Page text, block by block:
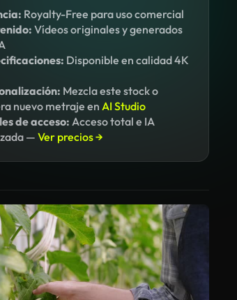
Royalty-Free para uso comercial
Vídeos originales y generados
Disponible en calidad 4K
Mezcla este stock o
nuevo metraje en AI Studio
de acceso:Acceso total e IA
— Ver precios →